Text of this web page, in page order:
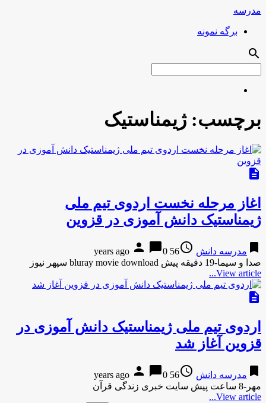
مدرسه
برگه نمونه
search
برچسب:ژیمناستیک
description
اغاز مرحله نخست اردوی تیم ملی
ژیمناستیک دانش آموزی در قزوین
bookmark مدرسه دانش access_time
56 years ago
person chat_bubble0
صدا و سیما-19 دقیقه پیش bluray movie download سپهر نیوز
View article...
description
اردوی تیم ملی ژیمناستیک دانش آموزی در
قزوین آغاز شد
bookmark مدرسه دانش access_time
56 years ago
person chat_bubble0
مهر-8 ساعت پیش سایت خبری زندگی قرآن
View article...